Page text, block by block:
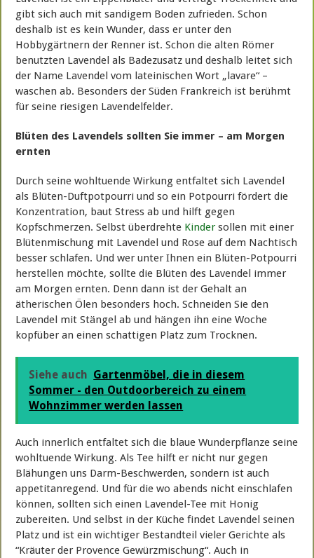
gibt sich auch mit sandigem Boden zufrieden. Schon
deshalb ist es kein Wunder, dass er unter den
Hobbygärtnern der Renner ist. Schon die alten Römer
benutzten Lavendel als Badezusatz und deshalb leitet sich
der Name Lavendel vom lateinischen Wort „lavare“ –
waschen ab. Besonders der Süden Frankreich ist berühmt
für seine riesigen Lavendelfelder.
Blüten des Lavendels sollten Sie immer – am Morgen
ernten
Durch seine wohltuende Wirkung entfaltet sich Lavendel
als Blüten-Duftpotpourri und so ein Potpourri fördert die
Konzentration, baut Stress ab und hilft gegen
Kopfschmerzen. Selbst überdrehte Kinder sollen mit einer
Blütenmischung mit Lavendel und Rose auf dem Nachtisch
besser schlafen. Und wer unter Ihnen ein Blüten-Potpourri
herstellen möchte, sollte die Blüten des Lavendel immer
am Morgen ernten. Denn dann ist der Gehalt an
ätherischen Ölen besonders hoch. Schneiden Sie den
Lavendel mit Stängel ab und hängen ihn eine Woche
kopfüber an einen schattigen Platz zum Trocknen.
Siehe auch Gartenmöbel, die in diesem
Sommer - den Outdoorbereich zu einem
Wohnzimmer werden lassen
Auch innerlich entfaltet sich die blaue Wunderpflanze seine
wohltuende Wirkung. Als Tee hilft er nicht nur gegen
Blähungen uns Darm-Beschwerden, sondern ist auch
appetitanregend. Und für die wo abends nicht einschlafen
können, sollten sich einen Lavendel-Tee mit Honig
zubereiten. Und selbst in der Küche findet Lavendel seinen
Platz und ist ein wichtiger Bestandteil vieler Gerichte als
“Kräuter der Provence Gewürzmischung“. Auch in